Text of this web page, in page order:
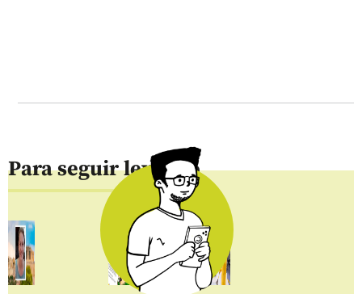
Para seguir leyendo